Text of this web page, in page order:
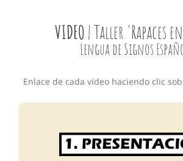
VIDEO | Taller 'Rapaces
Lengua de Signos
Enlace de cada vídeo haciendo clic